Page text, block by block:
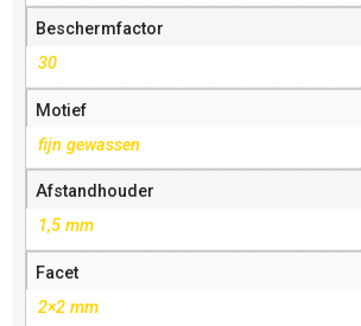
Beschermfactor
30
Motief
fijn gewassen
Afstandhouder
1,5 mm
Facet
2×2 mm